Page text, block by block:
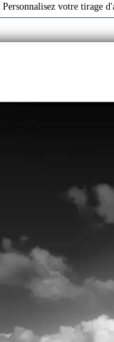
Personnalisez votre tirage